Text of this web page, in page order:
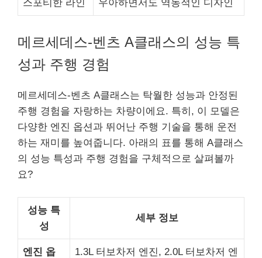
스포티한 라인 우아하면서도 역동적인 디자인
메르세데스-벤츠 A클래스의 성능 특
성과 주행 경험
메르세데스-벤츠 A클래스는 탁월한 성능과 안정된
주행 경험을 자랑하는 차량이에요. 특히, 이 모델은
다양한 엔진 옵션과 뛰어난 주행 기술을 통해 운전
하는 재미를 높여줍니다. 아래의 표를 통해 A클래스
의 성능 특성과 주행 경험을 구체적으로 살펴볼까
요?
성능 특
성
세부 정보
엔진 옵
1.3L 터보차저 엔진, 2.0L 터보차저 엔